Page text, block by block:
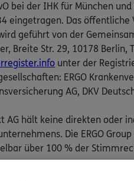
bei der IHK für München
eingetragen. Das
geführt von der
Breite Str. 29, 10178 Berlin,
unter der
ERGO
AG, DKV
AG hält keine direkten
Die ERGO
über 100 % der
AG nimmt verpflichtend an